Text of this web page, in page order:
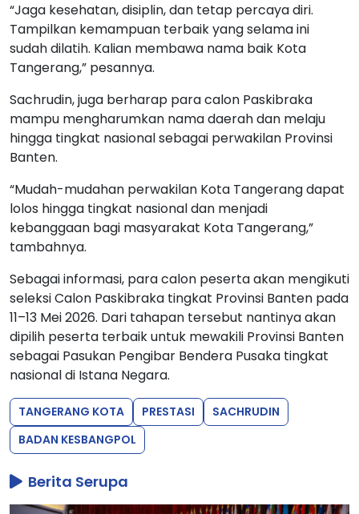
“Jaga kesehatan, disiplin, dan tetap percaya diri.
Tampilkan kemampuan terbaik yang selama ini
sudah dilatih. Kalian membawa nama baik Kota
Tangerang,” pesannya.
Sachrudin, juga berharap para calon Paskibraka
mampu mengharumkan nama daerah dan melaju
hingga tingkat nasional sebagai perwakilan Provinsi
Banten.
“Mudah-mudahan perwakilan Kota Tangerang dapat
lolos hingga tingkat nasional dan menjadi
kebanggaan bagi masyarakat Kota Tangerang,”
tambahnya.
Sebagai informasi, para calon peserta akan mengikuti
seleksi Calon Paskibraka tingkat Provinsi Banten pada
11–13 Mei 2026. Dari tahapan tersebut nantinya akan
dipilih peserta terbaik untuk mewakili Provinsi Banten
sebagai Pasukan Pengibar Bendera Pusaka tingkat
nasional di Istana Negara.
TANGERANG KOTA PRESTASI
SACHRUDIN
BADAN KESBANGPOL
Berita Serupa